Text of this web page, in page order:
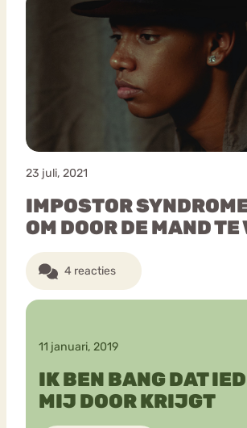
23 juli, 2021
IMPOSTOR
OM DOOR DE MAND
4 reacties
11 januari, 2019
IK BEN BANG DAT
MIJ DOOR KRIJGT